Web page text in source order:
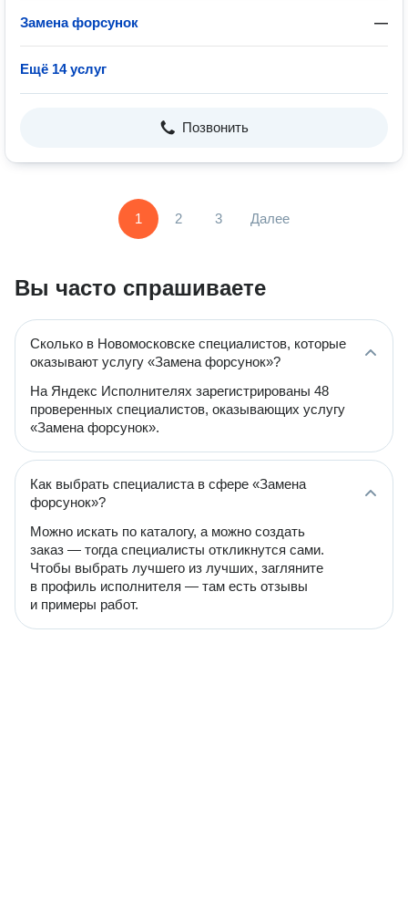
Замена форсунок —
Ещё 14 услуг
Позвонить
1 2 3 Далее
Вы часто спрашиваете
Сколько в Новомосковске специалистов, которые
оказывают услугу «Замена форсунок»?
На Яндекс Исполнителях зарегистрированы 48
проверенных специалистов, оказывающих услугу
«Замена форсунок».
Как выбрать специалиста в сфере «Замена
форсунок»?
Можно искать по каталогу, а можно создать
заказ — тогда специалисты откликнутся сами.
Чтобы выбрать лучшего из лучших, загляните
в профиль исполнителя — там есть отзывы
и примеры работ.